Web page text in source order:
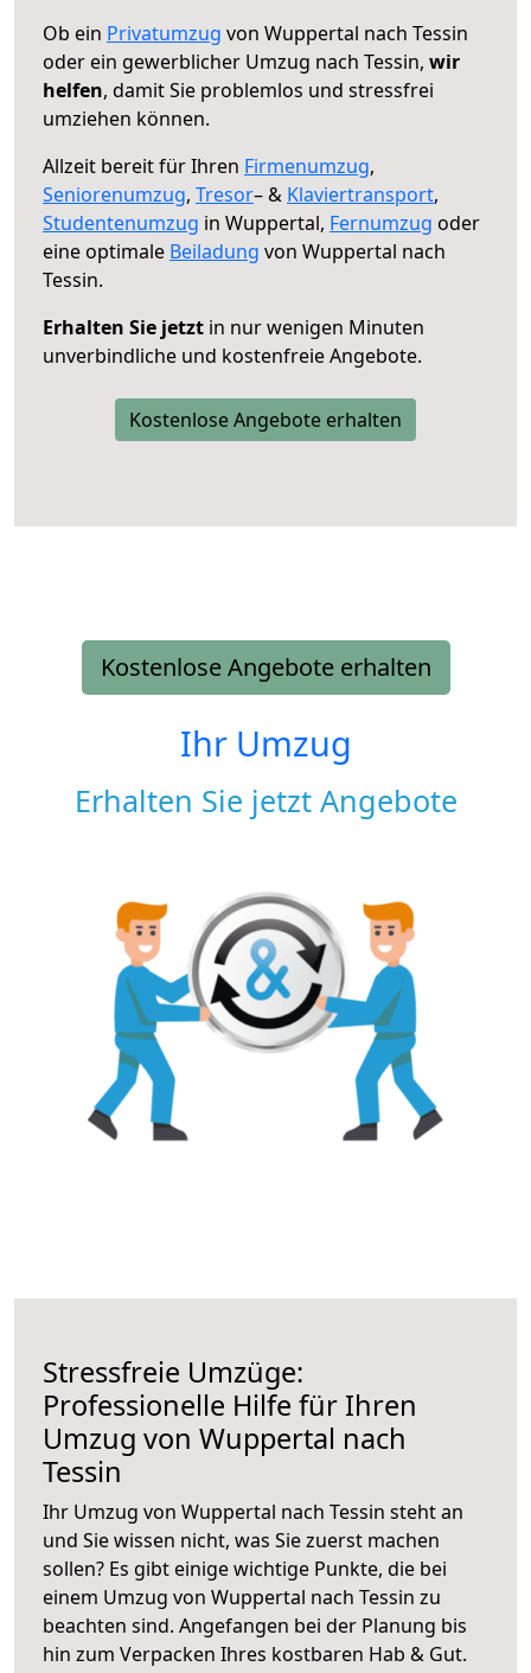
Ob ein Privatumzug von Wuppertal nach Tessin
oder ein gewerblicher Umzug nach Tessin, wir
helfen, damit Sie problemlos und stressfrei
umziehen können.
Allzeit bereit für Ihren Firmenumzug,
Seniorenumzug, Tresor– & Klaviertransport,
Studentenumzug in Wuppertal, Fernumzug oder
eine optimale Beiladung von Wuppertal nach
Tessin.
Erhalten Sie jetzt in nur wenigen Minuten
unverbindliche und kostenfreie Angebote.
Kostenlose Angebote erhalten
Kostenlose Angebote erhalten
Ihr Umzug
Erhalten Sie jetzt Angebote
Stressfreie Umzüge:
Professionelle Hilfe für Ihren
Umzug von Wuppertal nach
Tessin
Ihr Umzug von Wuppertal nach Tessin steht an
und Sie wissen nicht, was Sie zuerst machen
sollen? Es gibt einige wichtige Punkte, die bei
einem Umzug von Wuppertal nach Tessin zu
beachten sind. Angefangen bei der Planung bis
hin zum Verpacken Ihres kostbaren Hab & Gut.